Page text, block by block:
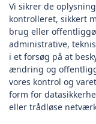
Vi sikrer de
kontrolleret, sikkert
brug eller
administrative,
i et forsøg på at
ændring og
vores kontrol og
form for
eller trådløse